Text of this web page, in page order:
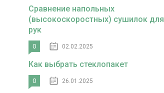
Сравнение напольных
(высокоскоростных) сушилок для
рук
0 02.02.2025
Как выбрать стеклопакет
0 26.01.2025